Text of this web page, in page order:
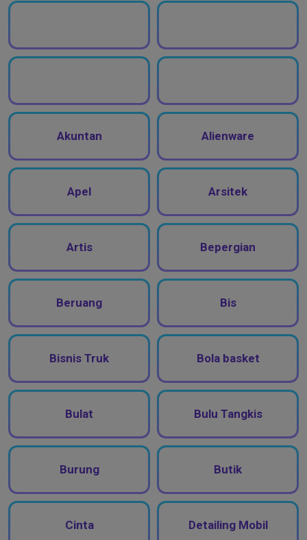
Akuntan Alienware
Apel Arsitek
Artis Bepergian
Beruang Bis
Bisnis Truk Bola basket
Bulat Bulu Tangkis
Burung Butik
Cinta Detailing Mobil